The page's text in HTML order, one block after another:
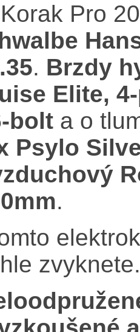
Pro
. Brzdy
Elite,
bolt a o
Psylo
.
zvyknete.